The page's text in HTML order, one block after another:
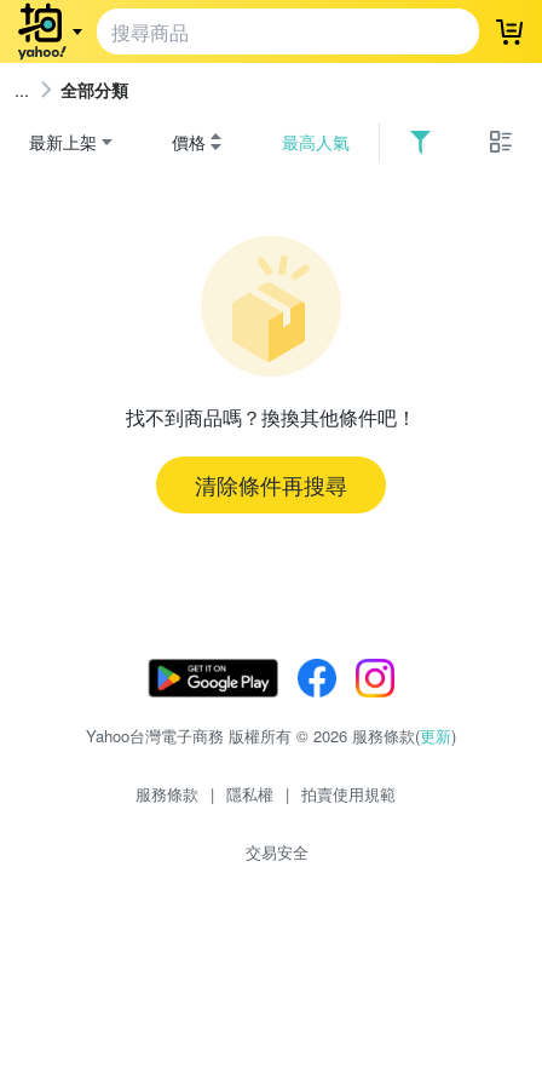
登
全部分類
最新上架 價格 最高人氣
找不到商品嗎？換換其他條件吧！
清除條件再搜尋
Yahoo台灣電子商務 版權所有 © 2026 服務條款(更新)
服務條款 | 隱私權 | 拍賣使用規範
交易安全